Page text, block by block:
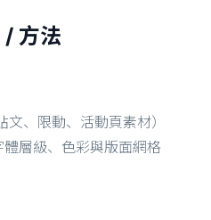
/ 方法
、限動、活動頁素材）
層級、色彩與版面網格